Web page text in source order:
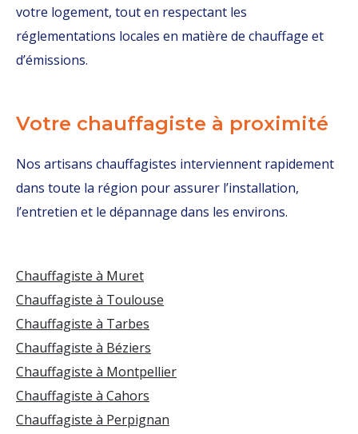
votre logement, tout en respectant les
réglementations locales en matière de chauffage et
d’émissions.
Votre chauffagiste à proximité
Nos artisans chauffagistes interviennent rapidement
dans toute la région pour assurer l’installation,
l’entretien et le dépannage dans les environs.
Chauffagiste à Muret
Chauffagiste à Toulouse
Chauffagiste à Tarbes
Chauffagiste à Béziers
Chauffagiste à Montpellier
Chauffagiste à Cahors
Chauffagiste à Perpignan